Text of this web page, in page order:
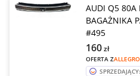
AUDI Q5 80A
BAGAŻNIKA
#495
OFERTA ZALLEGRO
160zł